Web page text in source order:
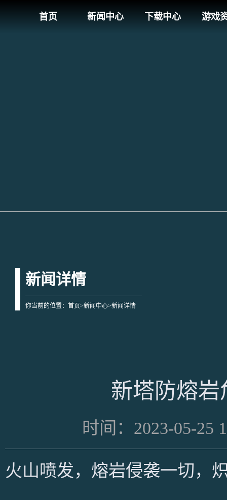
首页 新闻中心 下载中心 游戏
新闻详情
你当前的位置： 首页>新闻中心>新闻详情
新塔防熔
时间：2023-05-25
火山喷发，熔岩侵袭一切，